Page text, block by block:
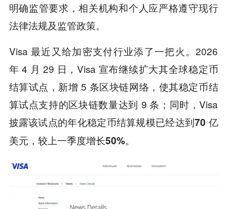
明确监管要求，相关机构和个人应严格遵守现行
法律法规及监管政策。
Visa 最近又给加密支付行业添了一把火。2026
年 4 月 29 日，Visa 宣布继续扩大其全球稳定币
结算试点，新增 5 条区块链网络，使其稳定币结
算试点支持的区块链数量达到 9 条；同时，Visa
披露该试点的年化稳定币结算规模已经达到70 亿
美元 ，较上一季度增长50%。